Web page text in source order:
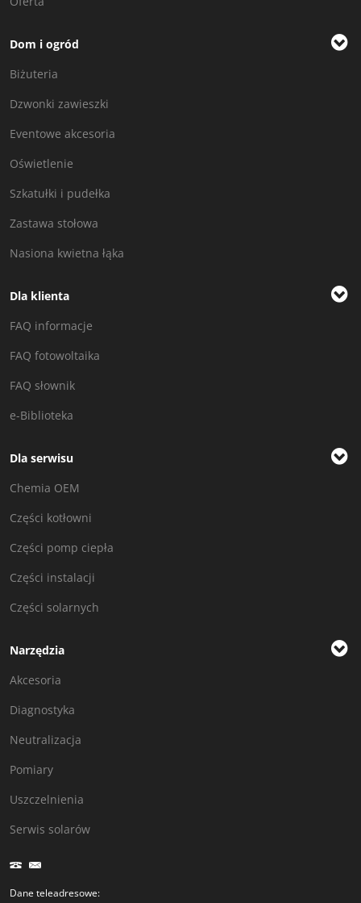
Dom i ogród
Biżuteria
Dzwonki zawieszki
Eventowe akcesoria
Oświetlenie
Szkatułki i pudełka
Zastawa stołowa
Nasiona kwietna łąka
Dla klienta
FAQ informacje
FAQ fotowoltaika
FAQ słownik
e-Biblioteka
Dla serwisu
Chemia OEM
Części kotłowni
Części pomp ciepła
Części instalacji
Części solarnych
Narzędzia
Akcesoria
Diagnostyka
Neutralizacja
Pomiary
Uszczelnienia
Serwis solarów
Dane teleadresowe: